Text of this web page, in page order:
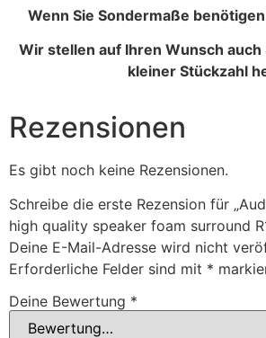
Wenn Sie Sondermaße
Wir stellen auf Ihren Wunsch
kleiner Stückzahl
Rezensionen
Es gibt noch keine Rezensionen.
Schreibe die erste Rezension für
high quality speaker foam surround
Deine E-Mail-Adresse wird nicht
Erforderliche Felder sind mit *
Deine Bewertung *